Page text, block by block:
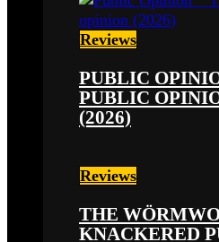
Reviews
PUBLIC
PUBLIC
(2026)
Reviews
THE
KNACKERED